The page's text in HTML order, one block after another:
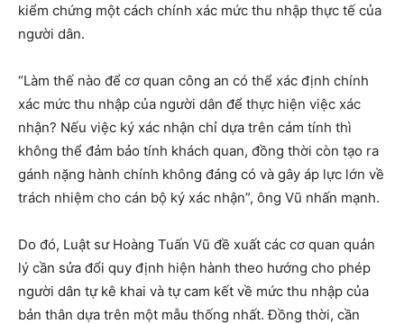
kiểm chứng một cách chính xác mức thu nhập thực tế của
người dân.
“Làm thế nào để cơ quan công an có thể xác định chính
xác mức thu nhập của người dân để thực hiện việc xác
nhận? Nếu việc ký xác nhận chỉ dựa trên cảm tính thì
không thể đảm bảo tính khách quan, đồng thời còn tạo ra
gánh nặng hành chính không đáng có và gây áp lực lớn về
trách nhiệm cho cán bộ ký xác nhận”, ông Vũ nhấn mạnh.
Do đó, Luật sư Hoàng Tuấn Vũ đề xuất các cơ quan quản
lý cần sửa đổi quy định hiện hành theo hướng cho phép
người dân tự kê khai và tự cam kết về mức thu nhập của
bản thân dựa trên một mẫu thống nhất. Đồng thời, cần